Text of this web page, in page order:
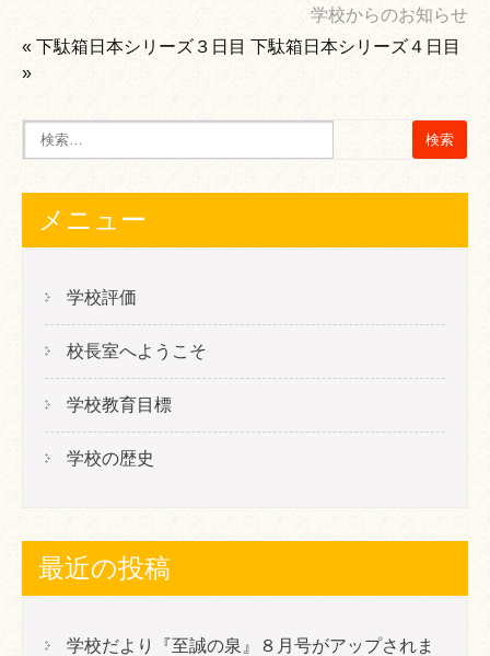
学校からのお知らせ
« 下駄箱日本シリーズ３日目 下駄箱日本シリーズ４日目
»
メニュー
学校評価
校長室へようこそ
学校教育目標
学校の歴史
最近の投稿
学校だより『至誠の泉』８月号がアップされま